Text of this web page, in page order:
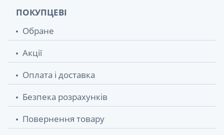
ПОКУПЦЕВІ
Обране
Акції
Оплата і доставка
Безпека розрахунків
Повернення товару